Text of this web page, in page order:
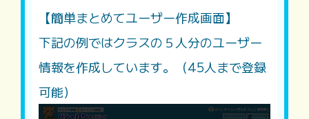
【簡単まとめてユーザー作成画面】
下記の例ではクラスの５人分のユーザー
情報を作成しています。（45人まで登録
可能）